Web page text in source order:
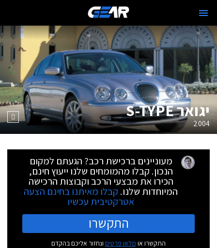
יגואר S-TYPE
2004
מעוניינים ברכישת רכב? הגעתם למקום
הנכון. קבלו מהמומחים שלנו ייעוץ חינם,
הכירו את מבצעי הרכב וקבוצות הרכישה
המיוחדות שלנו. קבלו מאיתנו בחינם הצעה
אטרקטיבית עכשיו
התקשרו
התקשרו או מלאו פרטים ונחזור אליכם בהקדם